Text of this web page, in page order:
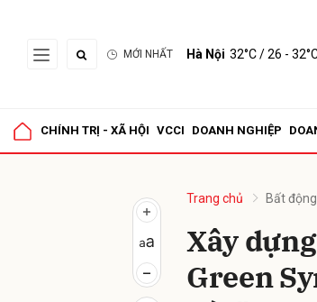
MỚI NHẤT Hà Nội 32°C/ 26 -
CHÍNH TRỊ - XÃ HỘI VCCI DOANH NGHIỆP
Trang chủ Bất
Xây
Green